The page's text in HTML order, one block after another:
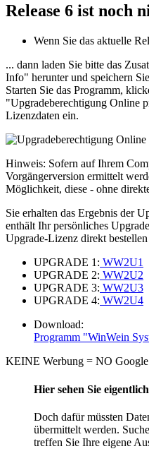
Release 6 ist noch
Wenn Sie das aktuelle
... dann laden Sie bitte das
Info" herunter und speichern
Starten Sie das Programm,
"Upgradeberechtigung Online
Lizenzdaten ein.
Hinweis: Sofern auf Ihrem
Vorgängerversion ermittelt
Möglichkeit, diese - ohne
Sie erhalten das Ergebnis der
enthält Ihr persönliches
Upgrade-Lizenz direkt
UPGRADE 1: WW2U1
UPGRADE 2: WW2U2
UPGRADE 3: WW2U3
UPGRADE 4: WW2U4
Download:
Programm "WinWein
KEINE Werbung = NO
Hier sehen Sie
Doch dafür müssten
übermittelt werden.
treffen Sie Ihre eigene